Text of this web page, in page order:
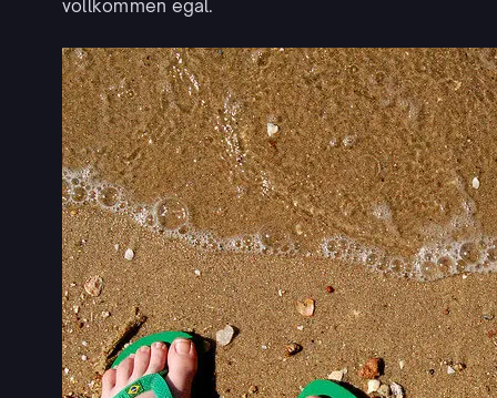
vollkommen egal.